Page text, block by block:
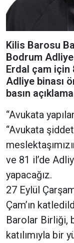
Kilis Barosu
Bodrum
Erdal çam için
Adliye binası
basın
“Avukata
“Avukata
ve 81 il’de
yapacağız.
27 Eylül
Çam’ın
Barolar Birliği,
katılımıyla bir